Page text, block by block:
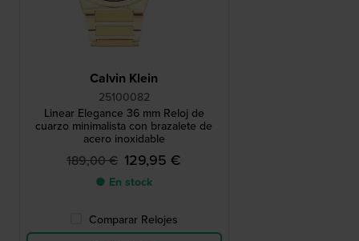
Calvin Klein
25100082
Linear Elegance 36 mm Reloj de
cuarzo minimalista con brazalete de
acero inoxidable
189,00 € 129,95 €
● En stock
Comparar Relojes